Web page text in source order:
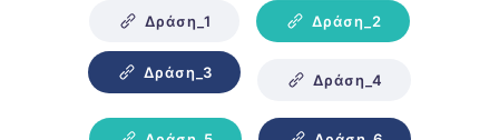
Δράση_1 Δράση_2
Δράση_3 Δράση_4